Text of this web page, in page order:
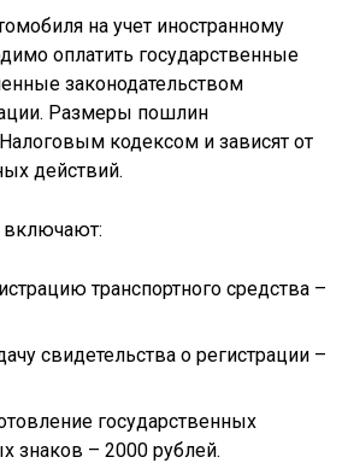
на учет иностранному
оплатить государственные
законодательством
Размеры пошлин
кодексом и зависят от
действий.
транспортного средства –
свидетельства о регистрации –
государственных
знаков – 2000 рублей.